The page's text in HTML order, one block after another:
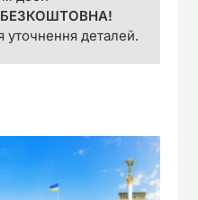
БЕЗКОШТОВНА!
уточнення деталей.